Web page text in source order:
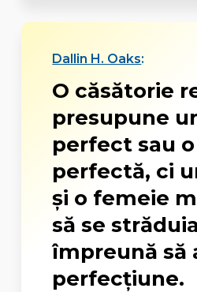
Dallin H. Oaks:
O căsătorie
presupune
perfect sau
perfectă, ci
şi o femeie
să se
împreună să
perfecţiune.